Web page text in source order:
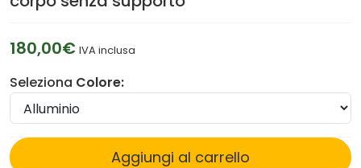
180,00€ IVA inclusa
Seleziona Colore:
Aggiungi al carrello